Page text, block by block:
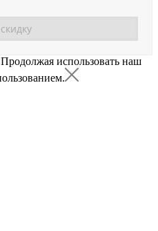
Продолжая использовать наш